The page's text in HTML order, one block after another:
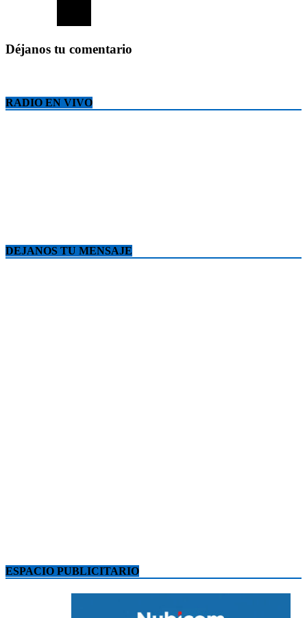
Déjanos tu comentario
RADIO EN VIVO
DEJANOS TU MENSAJE
ESPACIO PUBLICITARIO